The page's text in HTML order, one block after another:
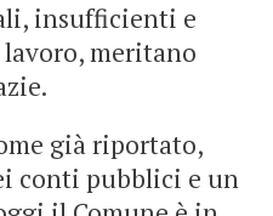
insufficienti e
meritano
già riportato,
conti pubblici e un